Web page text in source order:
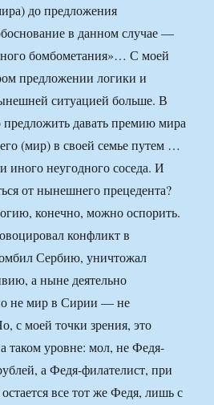
до предложения
в данном случае —
бомбометания»… С моей
предложении логики и
ситуацией больше. В
предложить давать премию мира
(мир) в своей семье путем …
иного неугодного соседа. И
от нынешнего прецедента?
конечно, можно оспорить.
конфликт в
Сербию, уничтожал
а ныне деятельно
не мир в Сирии — не
с моей точки зрения, это
таком уровне: мол, не Федя-
а Федя-филателист, при
все тот же Федя, лишь с